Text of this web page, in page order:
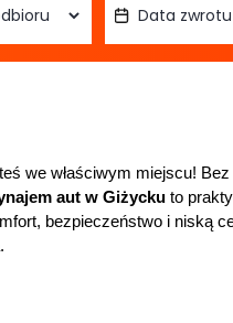
we właściwym miejscu!
aut w Giżycku to
bezpieczeństwo i niską